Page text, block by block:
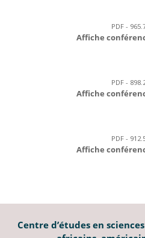
PDF -
Affiche
PDF -
Affiche
PDF -
Affiche
Centre d’études en